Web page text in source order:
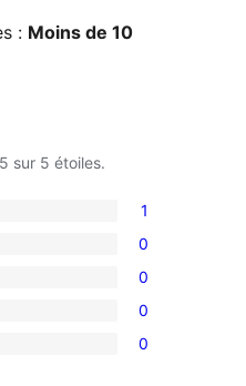
: Moins de 10
5 sur 5 étoiles.
1
0
0
0
0